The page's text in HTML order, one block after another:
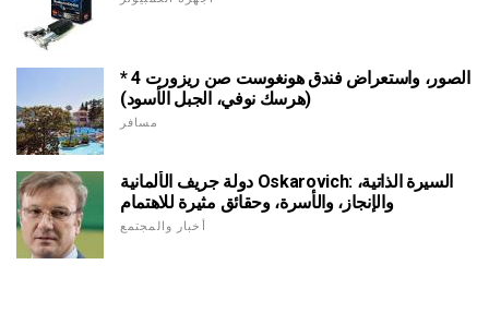
الصور، واستعراض فندق هونغوست صن ريزورت 4 *
(هرسك نوفي، الجبل الأسود)
مسافر
دولة جريف الألمانية Oskarovich: السيرة الذاتية،
والإنجاز، والأسرة، وحقائق مثيرة للاهتمام
أخبار والمجتمع